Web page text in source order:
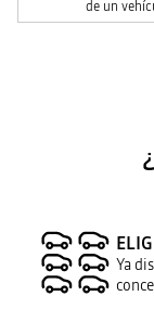
de un
Ya